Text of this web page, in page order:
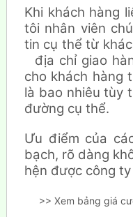
Khi khách hàng
tôi nhân viên
tin cụ thể từ
địa chỉ giao
cho khách hàng
là bao nhiêu tùy
đường cụ thể.
Ưu điểm của
bạch, rõ dàng
hện được công
>> Xem bảng giá